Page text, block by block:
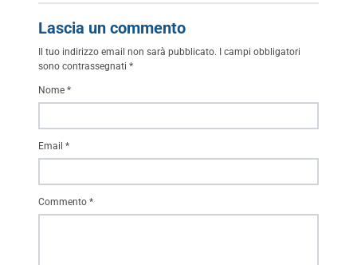
Lascia un commento
Il tuo indirizzo email non sarà pubblicato.
I campi obbligatori
sono contrassegnati *
Commento *
Nome *
Email *